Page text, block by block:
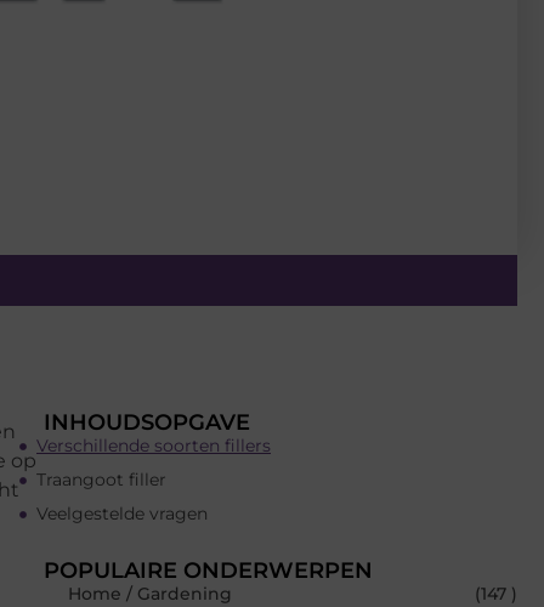
op
INHOUDSOPGAVE
Verschillende soorten fillers
Traangoot filler
Veelgestelde vragen
POPULAIRE ONDERWERPEN
Home / Gardening
(147 )